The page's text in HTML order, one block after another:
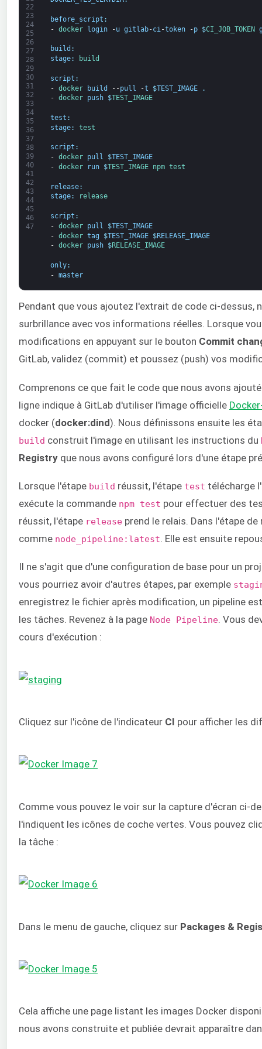
22
23
24
25
26
27
28
29
30
31
32
33
34
35
36
37
38
39
40
41
42
43
44
45
46
47
before_script :
- docker login -u gitlab-ci-token -p $CI_JOB_TOKEN
build :
stage: build
script :
- docker build --pull -t $TEST_IMAGE
.
- docker push $TEST_IMAGE
test :
stage: test
script :
- docker pull $TEST_IMAGE
- docker run $TEST_IMAGE npm test
release:
stage: release
script :
- docker pull $TEST_IMAGE
- docker tag $TEST_IMAGE $RELEASE_IMAGE
- docker push $RELEASE_IMAGE
only:
- master
Pendant que vous ajoutez l'extrait de code ci-dessus,
surbrillance avec vos informations réelles. Lorsque
modifications en appuyant sur le bouton Commit
GitLab, validez (commit) et poussez (push) vos
Comprenons ce que fait le code que nous avons
ligne indique à GitLab d'utiliser l'image officielle
docker (docker:dind). Nous définissons ensuite les
build construit l'image en utilisant les instructions du
Registry que nous avons configuré lors d'une étape
Lorsque l'étape build réussit, l'étape test télécharge
exécute la commande npm test pour effectuer des
réussit, l'étape release prend le relais. Dans l'étape
comme node_pipeline:latest . Elle est ensuite
Il ne s'agit que d'une configuration de base pour un
vous pourriez avoir d'autres étapes, par exemple
enregistrez le fichier après modification, un pipeline
les tâches. Revenez à la page Node Pipeline. Vous
cours d'exécution :
Cliquez sur l'icône de l'indicateur CI pour afficher les
Comme vous pouvez le voir sur la capture d'écran ci-
l'indiquent les icônes de coche vertes. Vous pouvez
la tâche :
Dans le menu de gauche, cliquez sur Packages &
Cela affiche une page listant les images Docker
nous avons construite et publiée devrait apparaître